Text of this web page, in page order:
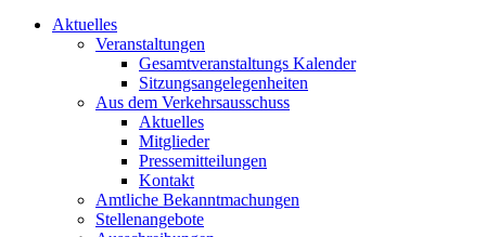
Aktuelles
Veranstaltungen
Gesamtveranstaltungs Kalender
Sitzungsangelegenheiten
Aus dem Verkehrsausschuss
Aktuelles
Mitglieder
Pressemitteilungen
Kontakt
Amtliche Bekanntmachungen
Stellenangebote